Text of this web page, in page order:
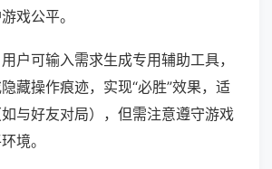
戏公平。
户可输入需求生成专用辅助工具，
藏操作痕迹，实现“必胜”效果，适
与好友对局），但需注意遵守游戏
境。